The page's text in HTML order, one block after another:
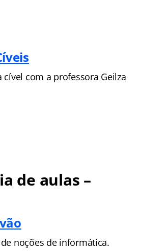
com a professora Geilza
de aulas –
noções de informática.